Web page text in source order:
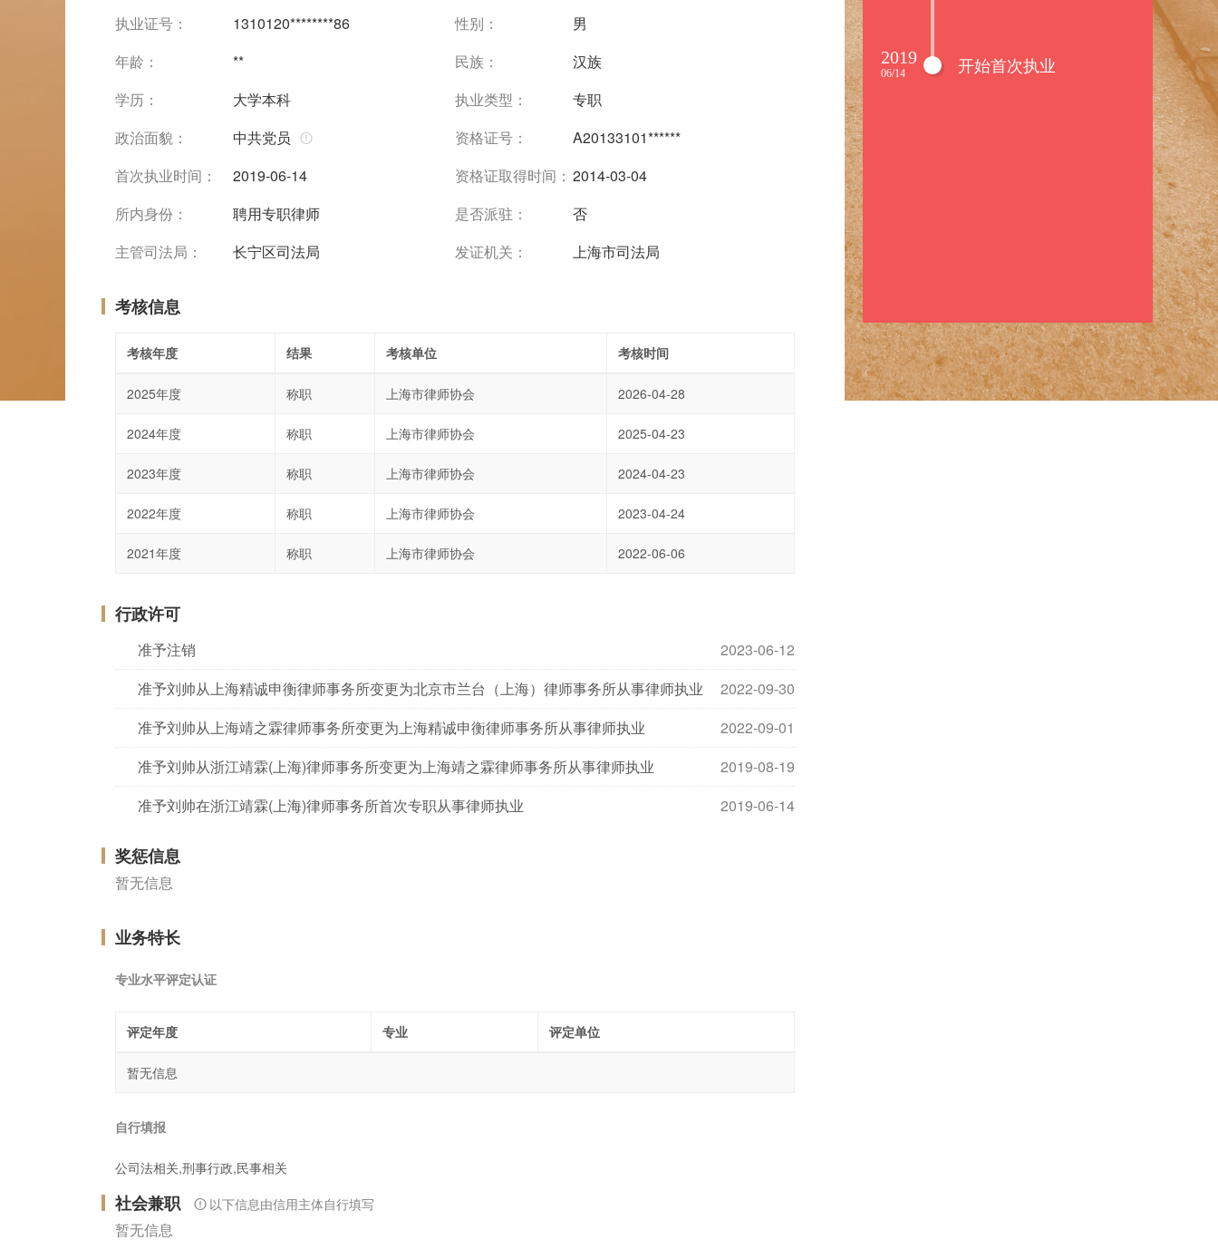
执业证号： 1310120********86 性别：
男
年龄：
** 民族：
汉族
学历：
大学本科 执业类型：
专职
政治面貌：
中共党员 资格证号：
A20133101******
首次执业时间：
2019-06-14 资格证取得时间： 2014-03-04
所内身份：
聘用专职律师 是否派驻：
否
主管司法局：
长宁区司法局 发证机关： 上海市司法局
考核信息
考核年度 结果 考核单位 考核时间
2025年度 称职 上海市律师协会 2026-04-28
2024年度 称职 上海市律师协会 2025-04-23
2023年度 称职 上海市律师协会 2024-04-23
2022年度 称职 上海市律师协会 2023-04-24
2021年度 称职 上海市律师协会 2022-06-06
行政许可
2023-06-12
准予注销
2022-09-30
准予刘帅从上海精诚申衡律师事务所变更为北京市兰台（上海）律师事务所从事律师执业
2022-09-01
准予刘帅从上海靖之霖律师事务所变更为上海精诚申衡律师事务所从事律师执业
2019-08-19
准予刘帅从浙江靖霖(上海)律师事务所变更为上海靖之霖律师事务所从事律师执业
2019-06-14
准予刘帅在浙江靖霖(上海)律师事务所首次专职从事律师执业
奖惩信息
暂无信息
业务特长
专业水平评定认证
评定年度 专业 评定单位
暂无信息
自行填报
公司法相关,刑事行政,民事相关
社会兼职 以下信息由信用主体自行填写
暂无信息
2019
06/14 开始首次执业